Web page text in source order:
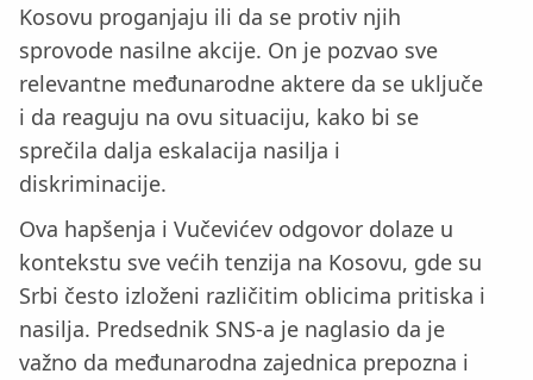
Kosovu proganjaju ili da se protiv njih
sprovode nasilne akcije. On je pozvao sve
relevantne međunarodne aktere da se uključe
i da reaguju na ovu situaciju, kako bi se
sprečila dalja eskalacija nasilja i
diskriminacije.
Ova hapšenja i Vučevićev odgovor dolaze u
kontekstu sve većih tenzija na Kosovu, gde su
Srbi često izloženi različitim oblicima pritiska i
nasilja. Predsednik SNS-a je naglasio da je
važno da međunarodna zajednica prepozna i